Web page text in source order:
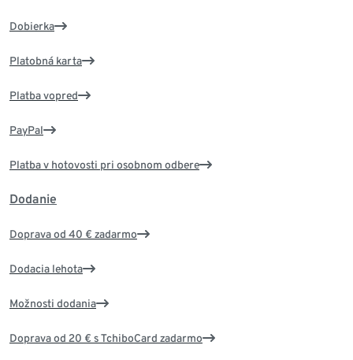
Dobierka
Platobná karta
Platba vopred
PayPal
Platba v hotovosti pri osobnom odbere
Dodanie
Doprava od 40 € zadarmo
Dodacia lehota
Možnosti dodania
Doprava od 20 € s TchiboCard zadarmo